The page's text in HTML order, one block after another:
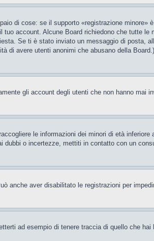
di cose: se il supporto «registrazione minore»
account. Alcune Board richiedono che tutte le
Se ti è stato inviato un messaggio di posta,
di avere utenti anonimi che abusano della
gli account degli utenti che non hanno mai
le informazioni dei minori di età
o incertezze, mettiti in contatto con un
anche aver disabilitato le registrazioni per
ad esempio di tenere traccia di quello che